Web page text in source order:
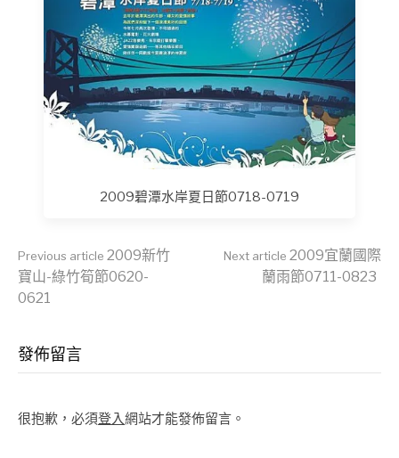
2009碧潭水岸夏日節0718-0719
Continue
Previous article 2009新竹
寶山-綠竹筍節0620-
0621
Next article 2009宜蘭國際
蘭雨節0711-0823
發佈留言
很抱歉，必須登入網站才能發佈留言。